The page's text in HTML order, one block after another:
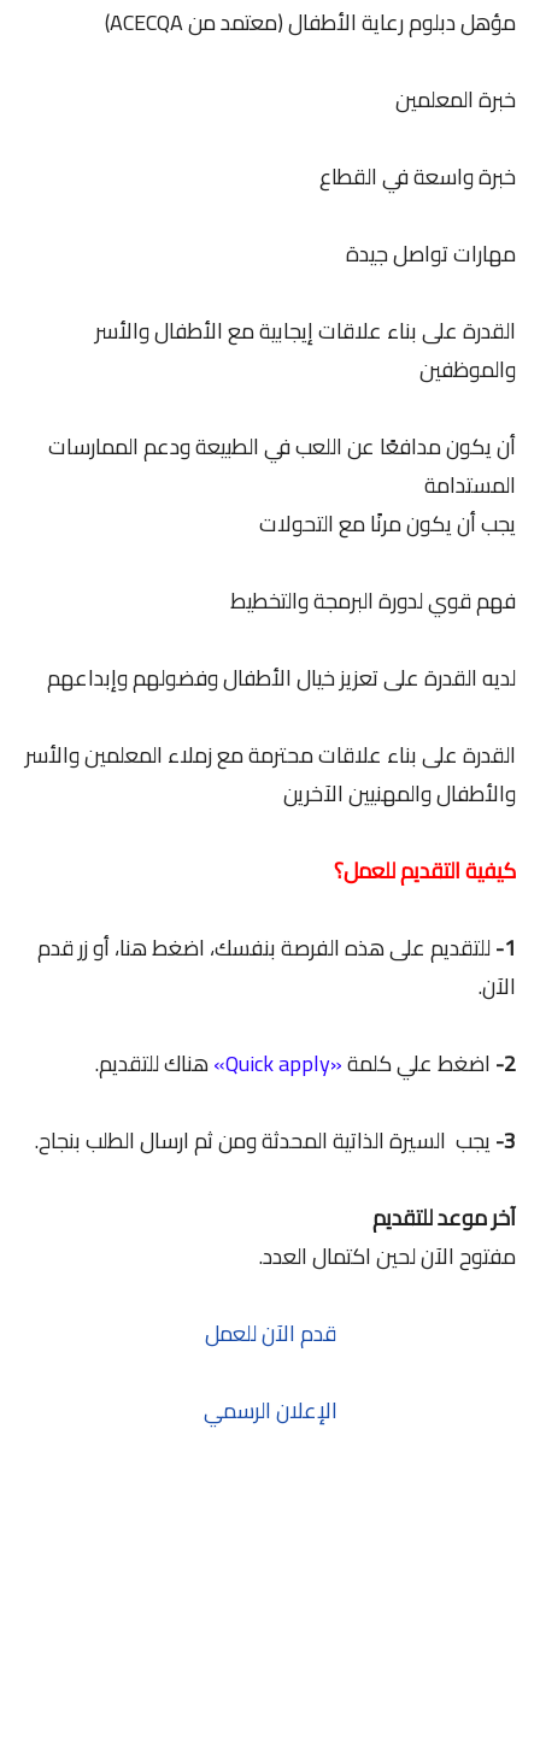
مؤهل دبلوم رعاية الأطفال (معتمد من ACECQA)
خبرة المعلمين
خبرة واسعة في القطاع
مهارات تواصل جيدة
القدرة على بناء علاقات إيجابية مع الأطفال والأسر
والموظفين
أن يكون مدافعًا عن اللعب في الطبيعة ودعم الممارسات
المستدامة
يجب أن يكون مرنًا مع التحولات
فهم قوي لدورة البرمجة والتخطيط
لديه القدرة على تعزيز خيال الأطفال وفضولهم وإبداعهم
القدرة على بناء علاقات محترمة مع زملاء المعلمين والأسر
والأطفال والمهنيين الآخرين
كيفية التقديم للعمل؟
1- للتقديم على هذه الفرصة بنفسك، اضغط هنا، أو زر قدم
الآن.
2- اضغط علي كلمة«Quick apply»
هناك للتقديم.
3- يجب السيرة الذاتية المحدثة ومن ثم ارسال الطلب بنجاح.
آخر موعد للتقديم
مفتوح الآن لحين اكتمال العدد.
قدم الآن للعمل
الإعلان الرسمي